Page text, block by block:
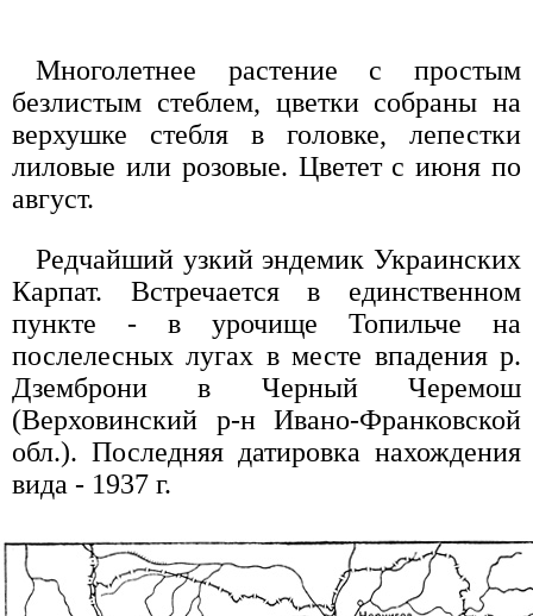
Многолетнее растение с простым
безлистым стеблем, цветки собраны на
верхушке стебля в головке, лепестки
лиловые или розовые. Цветет с июня по
август.
Редчайший узкий эндемик Украинских
Карпат. Встречается в единственном
пункте - в урочище Топильче на
послелесных лугах в месте впадения р.
Дземброни в Черный Черемош
(Верховинский р-н Ивано-Франковской
обл.). Последняя датировка нахождения
вида - 1937 г.